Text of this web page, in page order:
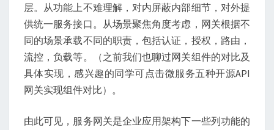
层。从功能上不难理解，对内屏蔽内部细节，对外提
供统一服务接口。从场景聚焦角度考虑，网关根据不
同的场景承载不同的职责，包括认证，授权，路由，
流控，负载等。（之前我们也聊过网关组件的对比及
具体实现，感兴趣的同学可点击微服务五种开源API
网关实现组件对比）。
由此可见，服务网关是企业应用架构下一些列功能的